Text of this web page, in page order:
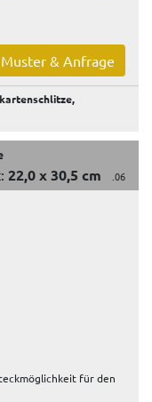
Muster & Anfrage
22,0 x 30,5 cm .06
für den